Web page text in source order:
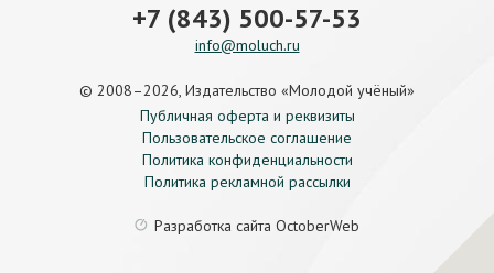
+7 (843) 500-57-53
info@moluch.ru
© 2008–2026, Издательство «Молодой учёный»
Публичная оферта и реквизиты
Пользовательское соглашение
Политика конфиденциальности
Политика рекламной рассылки
Разработка сайта OctoberWeb